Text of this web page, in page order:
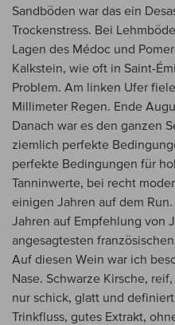
Sandböden war das ein
Trockenstress. Bei
Lagen des Médoc und
Kalkstein, wie oft in Saint-
Problem. Am linken Ufer
Millimeter Regen. Ende
Danach war es den ganzen
ziemlich perfekte
perfekte Bedingungen für
Tanninwerte, bei recht
einigen Jahren auf dem
Jahren auf Empfehlung von
angesagtesten
Auf diesen Wein war ich
Nase. Schwarze Kirsche,
nur schick, glatt und
Trinkfluss, gutes Extrakt,